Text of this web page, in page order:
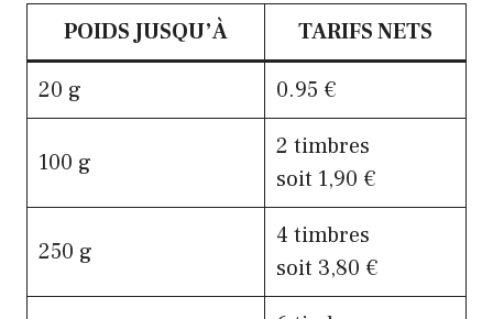
POIDS JUSQU’À TARIFS NETS
20 g 0.95 €
100 g
2 timbres
soit 1,90 €
250 g
4 timbres
soit 3,80 €